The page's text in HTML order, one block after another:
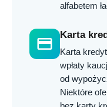
alfabetem
credit_card
Karta
Karta
wpłaty
od
Niektóre